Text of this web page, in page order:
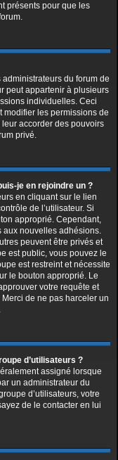
présents pour que les
du forum de
peut appartenir à plusieurs
individuelles. Ceci
modifier les permissions de
accorder des pouvoirs
privé.
je en rejoindre un ?
en cliquant sur le lien
de l’utilisateur. Si
approprié. Cependant,
aux nouvelles adhésions.
peuvent être privés et
est public, vous pouvez le
est restreint et nécessite
le bouton approprié. Le
votre requête et
de ne pas harceler un
d’utilisateurs ?
assigné lorsque
un administrateur du
d’utilisateurs, votre
de le contacter en lui